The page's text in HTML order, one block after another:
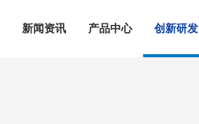
新闻资讯 产品中心 创新研发